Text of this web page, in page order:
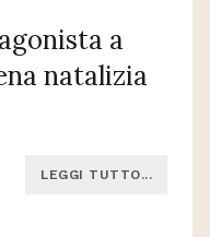
a
natalizia
LEGGI TUTTO...